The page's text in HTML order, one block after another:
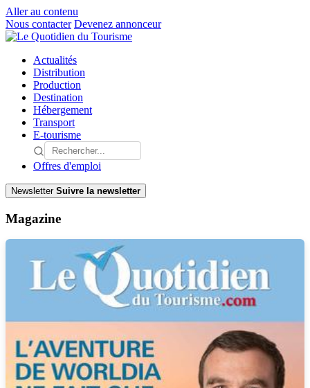
Aller au contenu
Nous contacter Devenez annonceur
Actualités
Distribution
Production
Destination
Hébergement
Transport
E-tourisme
Offres d'emploi
Newsletter Suivre la newsletter
Magazine